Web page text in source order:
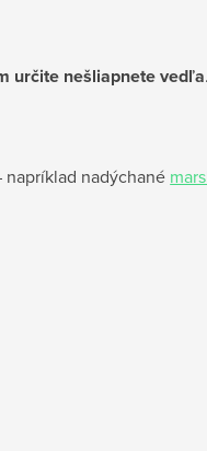
určite nešliapnete vedľa.
nadýchané